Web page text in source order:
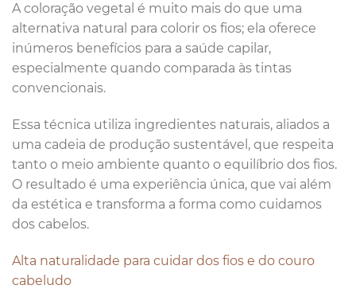
A coloração vegetal é muito mais do que uma
alternativa natural para colorir os fios; ela oferece
inúmeros benefícios para a saúde capilar,
especialmente quando comparada às tintas
convencionais.
Essa técnica utiliza ingredientes naturais, aliados a
uma cadeia de produção sustentável, que respeita
tanto o meio ambiente quanto o equilíbrio dos fios.
O resultado é uma experiência única, que vai além
da estética e transforma a forma como cuidamos
dos cabelos.
Alta naturalidade para cuidar dos fios e do couro
cabeludo